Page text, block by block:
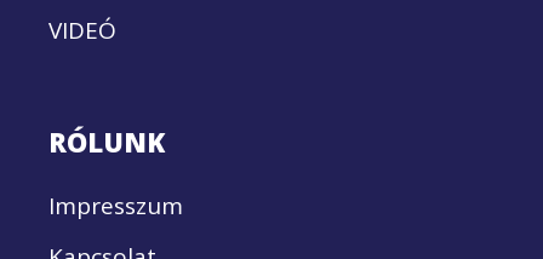
VIDEÓ
RÓLUNK
Impresszum